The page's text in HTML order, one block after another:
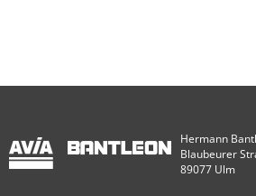
Hermann
Blaubeurer
89077 Ulm